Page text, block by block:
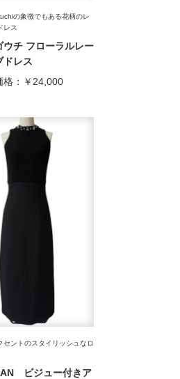
の象徴でもある花柄のレ
レス
ウチ フローラルレー
ドレス
： ￥24,000
セントのスタイリッシュなロ
ビジュー付きア